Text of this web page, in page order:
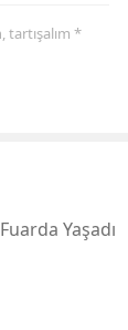
tartışalım *
Yaşadı